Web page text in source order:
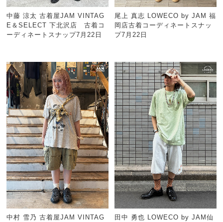
中藤 涼太 古着屋JAM VINTAG
E＆SELECT 下北沢店 古着コ
ーディネートスナップ7月22日
尾上 真志 LOWECO by JAM 福
岡店古着コーディネートスナッ
プ7月22日
中村 雪乃 古着屋JAM VINTAG
田中 勇也 LOWECO by JAM仙